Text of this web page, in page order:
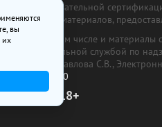
обязательной
на основе материалов,
в том числе и
Федеральной службой по
редактор — Павлова С.В.,
(3952) 48-88-50
18+
вы
их